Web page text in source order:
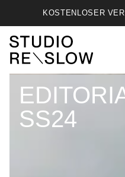
KOSTENLOSER
SS24